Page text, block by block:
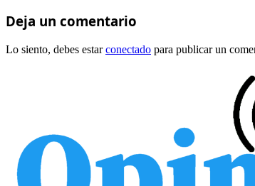
Deja un comentario
Lo siento, debes estarconectado para publicar un